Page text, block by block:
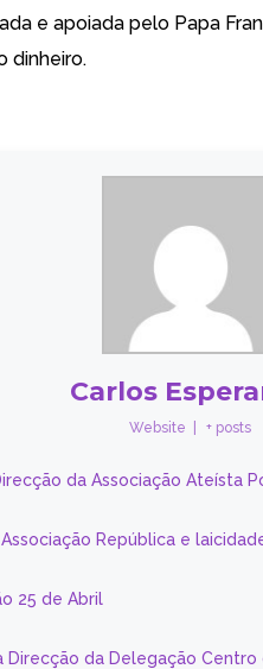
e apoiada pelo Papa
dinheiro.
Carlos
Website + posts
da Associação Ateísta
República e
25 de Abril
da Delegação Centro